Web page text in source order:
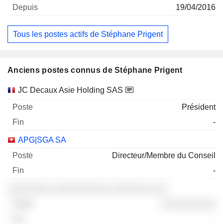
19/04/2016
Tous les postes actifs de Stéphane Prigent
Anciens postes connus de Stéphane Prigent
Sociétés Poste Fin
JC Decaux Asie Holding SAS
Président
-
APG|SGA SA
Directeur/Membre du Conseil
-